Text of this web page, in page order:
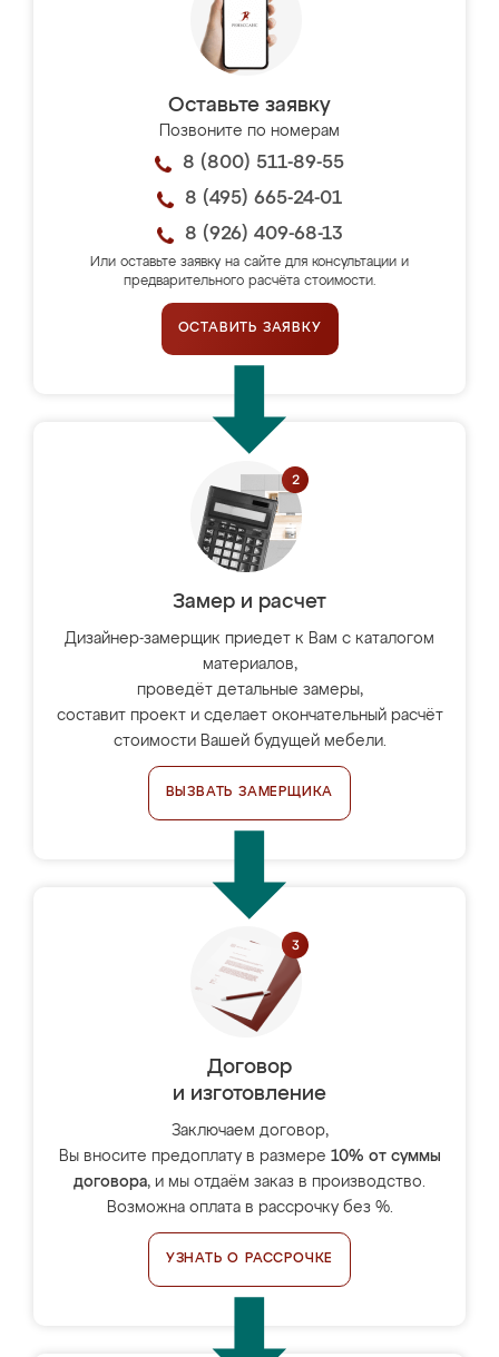
Оставьте заявку
Позвоните по номерам
8 (800) 511-89-55
8 (495) 665-24-01
8 (926) 409-68-13
Или оставьте заявку на сайте для консультации и
предварительного расчёта стоимости.
ОСТАВИТЬ ЗАЯВКУ
Замер и расчет
Дизайнер-замерщик приедет к Вам с каталогом
материалов,
проведёт детальные замеры,
составит проект и сделает окончательный расчёт
стоимости Вашей будущей мебели.
ВЫЗВАТЬ ЗАМЕРЩИКА
Договор
и изготовление
Заключаем договор,
Вы вносите предоплату в размере 10% от суммы
договора, и мы отдаём заказ в производство.
Возможна оплата в рассрочку без %.
УЗНАТЬ О РАССРОЧКЕ